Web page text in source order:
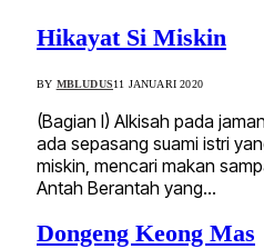
Hikayat Si Miskin
BY MBLUDUS11 JANUARI 2020
(Bagian I) Alkisah pada
ada sepasang suami istri
miskin, mencari makan
Antah Berantah yang…
Dongeng Keong Mas